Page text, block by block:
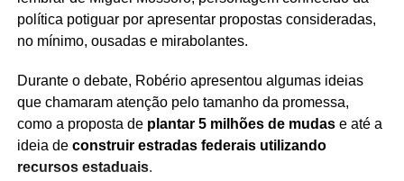
política potiguar por apresentar propostas consideradas,
no mínimo, ousadas e mirabolantes.
Durante o debate, Robério apresentou algumas ideias
que chamaram atenção pelo tamanho da promessa,
como a proposta de plantar 5 milhões de mudase até a
ideia de construir estradas federais utilizando
recursos estaduais.